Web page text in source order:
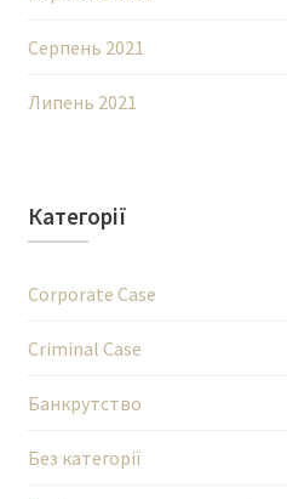
Серпень 2021
Липень 2021
Категорії
Corporate Case
Criminal Case
Банкрутство
Без категорії